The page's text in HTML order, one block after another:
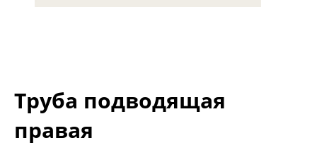
Труба подводящая
правая